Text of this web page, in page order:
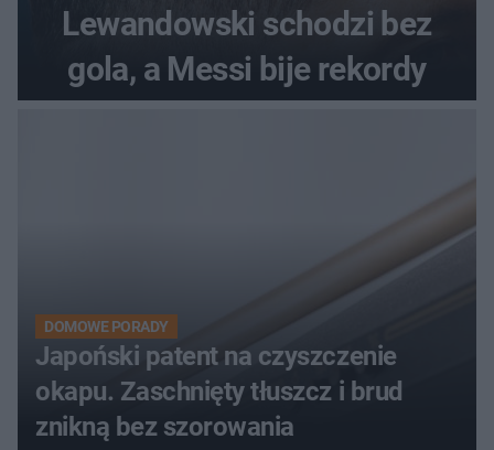
Lewandowski schodzi bez
gola, a Messi bije rekordy
DOMOWE PORADY
Japoński patent na czyszczenie
okapu. Zaschnięty tłuszcz i brud
znikną bez szorowania